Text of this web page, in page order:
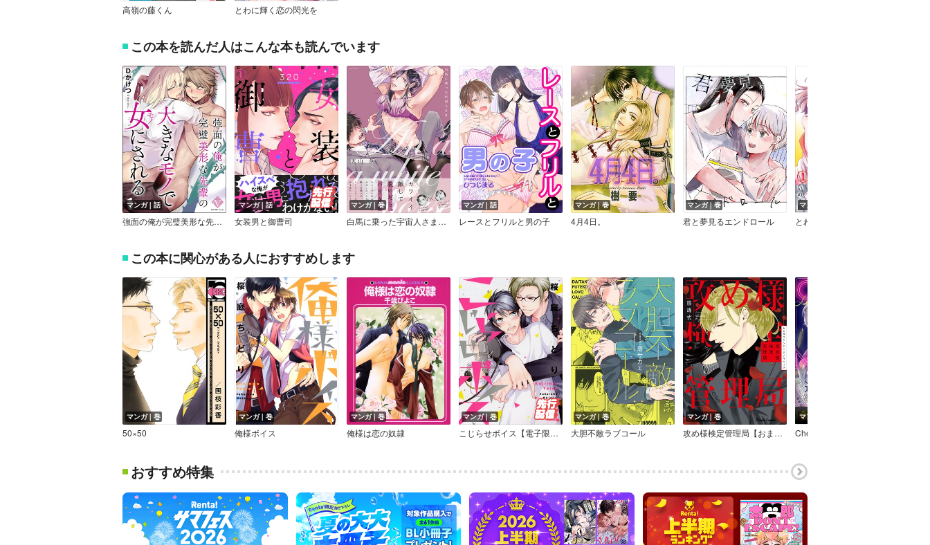
高嶺の藤くん とわに輝く恋の閃光を
この本を読んだ人はこんな本も読んでいます
マンガ｜話
強面の俺が完璧美形な先輩の大きなモノで女にされる（分冊版）
マンガ｜話
女装男と御曹司
マンガ｜巻
白馬に乗った宇宙人さま【電子限定描き下ろし付き】
マンガ｜話
レースとフリルと男の子
マンガ｜巻
4月4日。
マンガ｜巻
君と夢見るエンドロール
マンガ｜話
とわに輝く恋の閃光を
この本に関心がある人におすすめします
マンガ｜巻
50×50
マンガ｜巻
俺様ボイス
マンガ｜巻
俺様は恋の奴隷
マンガ｜巻
こじらせボイス【電子限定おまけ付き】
マンガ｜巻
大胆不敵ラブコール
マンガ｜巻
攻め様検定管理局【おまけ付き電子限定版】
マンガ｜巻
おすすめ特集